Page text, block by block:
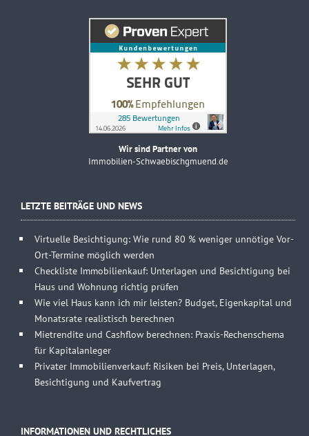
Wir sind Partner von
Immobilien-Schwaebischgmuend.de
LETZTE BEITRÄGE UND NEWS
Virtuelle Besichtigung: Wie rund 80 % weniger unnötige Vor-
Ort-Termine möglich werden
Checkliste Immobilienkauf: Unterlagen und Besichtigung bei
Haus und Wohnung richtig prüfen
Wie viel Haus kann ich mir leisten? Budget, Eigenkapital und
Monatsrate realistisch berechnen
Mietrendite und Cashflow berechnen: Praxis-Rechenschema
für Kapitalanleger
Privater Immobilienverkauf: Risiken bei Preis, Unterlagen,
Besichtigung und Kaufvertrag
INFORMATIONEN UND RECHTLICHES